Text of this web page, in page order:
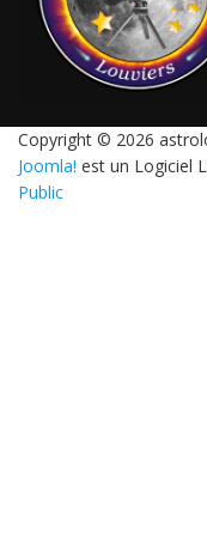
Copyright © 2026
Joomla! est un Logiciel
Public